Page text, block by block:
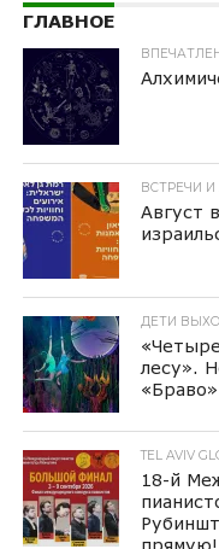
ГЛАВНОЕ
ВСТРЕЧИ
Август
ДЕТИ
лесу».
«Браво»
TEL AVIV
18-й
прямую!